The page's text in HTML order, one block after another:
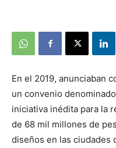
En el 2019, anunciaban
un convenio
iniciativa inédita para la
de 68 mil millones de
diseños en las ciudades